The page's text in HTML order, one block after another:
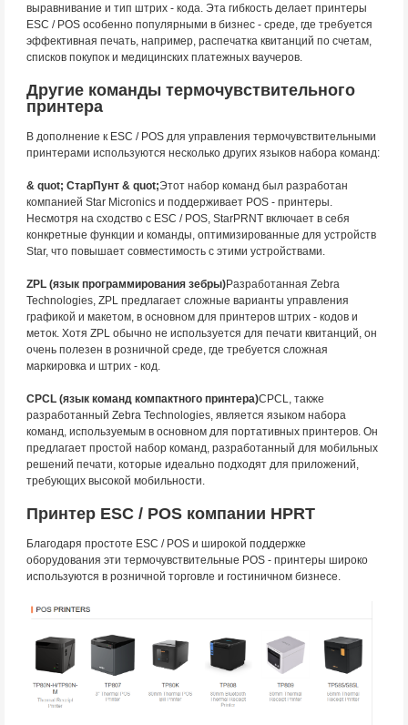
выравнивание и тип штрих - кода. Эта гибкость делает принтеры
ESC / POS особенно популярными в бизнес - среде, где требуется
эффективная печать, например, распечатка квитанций по счетам,
списков покупок и медицинских платежных ваучеров.
Другие команды термочувствительного
принтера
В дополнение к ESC / POS для управления термочувствительными
принтерами используются несколько других языков набора команд:
& quot; СтарПунт & quot;Этот набор команд был разработан
компанией Star Micronics и поддерживает POS - принтеры.
Несмотря на сходство с ESC / POS, StarPRNT включает в себя
конкретные функции и команды, оптимизированные для устройств
Star, что повышает совместимость с этими устройствами.
ZPL (язык программирования зебры)Разработанная Zebra
Technologies, ZPL предлагает сложные варианты управления
графикой и макетом, в основном для принтеров штрих - кодов и
меток. Хотя ZPL обычно не используется для печати квитанций, он
очень полезен в розничной среде, где требуется сложная
маркировка и штрих - код.
CPCL (язык команд компактного принтера)CPCL, также
разработанный Zebra Technologies, является языком набора
команд, используемым в основном для портативных принтеров. Он
предлагает простой набор команд, разработанный для мобильных
решений печати, которые идеально подходят для приложений,
требующих высокой мобильности.
Принтер ESC / POS компании HPRT
Благодаря простоте ESC / POS и широкой поддержке
оборудования эти термочувствительные POS - принтеры широко
используются в розничной торговле и гостиничном бизнесе.